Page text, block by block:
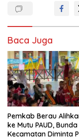
Baca Juga
Pemkab Berau
ke Mutu PAUD, Bunda
Kecamatan Diminta